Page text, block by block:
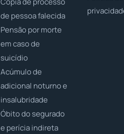
de pessoa falecida
Pensão por morte
em caso de
suicídio
Acúmulo de
adicional noturno e
insalubridade
Óbito do segurado
e perícia indireta